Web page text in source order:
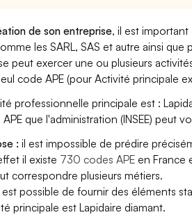
de son entreprise, il est
les SARL, SAS et autre ainsi que
peut exercer une ou plusieurs
code APE (pour Activité principale
professionnelle principale est :
que l'administration (INSEE) peut
: il est impossible de prédire
il existe 730 codes APE en France
correspondre plusieurs métiers.
possible de fournir des éléments
principale est Lapidaire diamant.